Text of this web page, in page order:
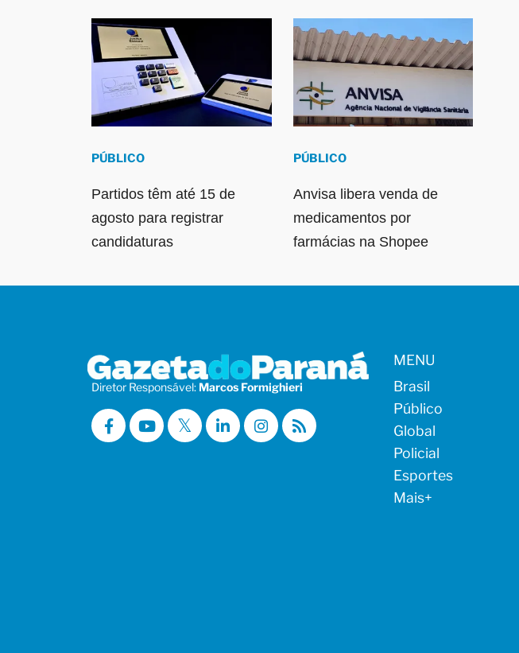
PÚBLICO
Partidos têm até 15 de
agosto para registrar
candidaturas
PÚBLICO
Anvisa libera venda de
medicamentos por
farmácias na Shopee
Diretor Responsável: Marcos Formighieri
MENU
Brasil
Público
Global
Policial
Esportes
Mais+